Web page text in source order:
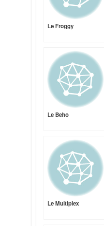
Le Froggy
Le Beho
Le Multiplex